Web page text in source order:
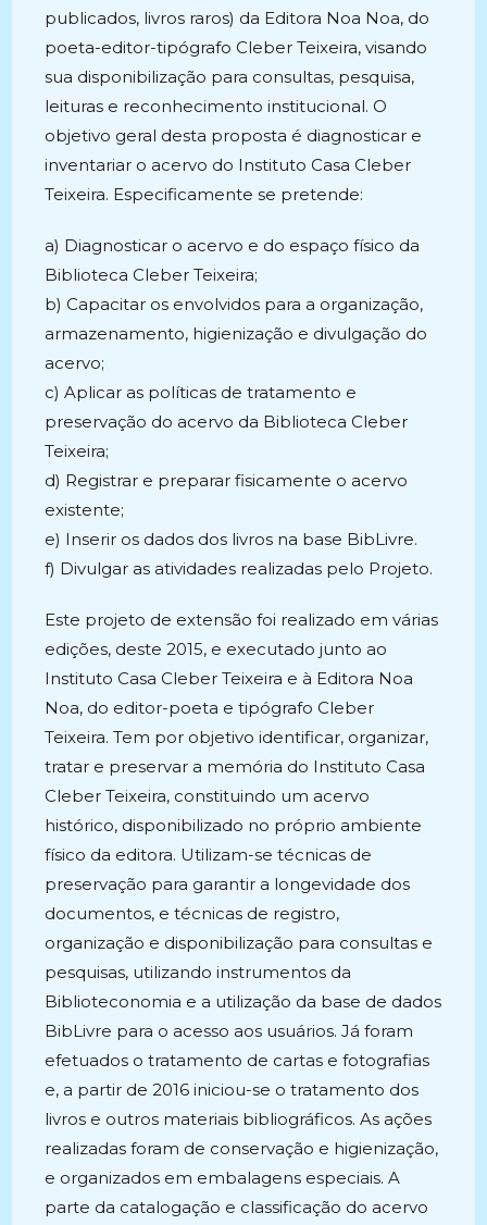
publicados, livros raros) da Editora Noa Noa, do
poeta-editor-tipógrafo Cleber Teixeira, visando
sua disponibilização para consultas, pesquisa,
leituras e reconhecimento institucional. O
objetivo geral desta proposta é diagnosticar e
inventariar o acervo do Instituto Casa Cleber
Teixeira. Especificamente se pretende:
a) Diagnosticar o acervo e do espaço físico da
Biblioteca Cleber Teixeira;
b) Capacitar os envolvidos para a organização,
armazenamento, higienização e divulgação do
acervo;
c) Aplicar as políticas de tratamento e
preservação do acervo da Biblioteca Cleber
Teixeira;
d) Registrar e preparar fisicamente o acervo
existente;
e) Inserir os dados dos livros na base BibLivre.
f) Divulgar as atividades realizadas pelo Projeto.
Este projeto de extensão foi realizado em várias
edições, deste 2015, e executado junto ao
Instituto Casa Cleber Teixeira e à Editora Noa
Noa, do editor-poeta e tipógrafo Cleber
Teixeira. Tem por objetivo identificar, organizar,
tratar e preservar a memória do Instituto Casa
Cleber Teixeira, constituindo um acervo
histórico, disponibilizado no próprio ambiente
físico da editora. Utilizam-se técnicas de
preservação para garantir a longevidade dos
documentos, e técnicas de registro,
organização e disponibilização para consultas e
pesquisas, utilizando instrumentos da
Biblioteconomia e a utilização da base de dados
BibLivre para o acesso aos usuários. Já foram
efetuados o tratamento de cartas e fotografias
e, a partir de 2016 iniciou-se o tratamento dos
livros e outros materiais bibliográficos. As ações
realizadas foram de conservação e higienização,
e organizados em embalagens especiais. A
parte da catalogação e classificação do acervo